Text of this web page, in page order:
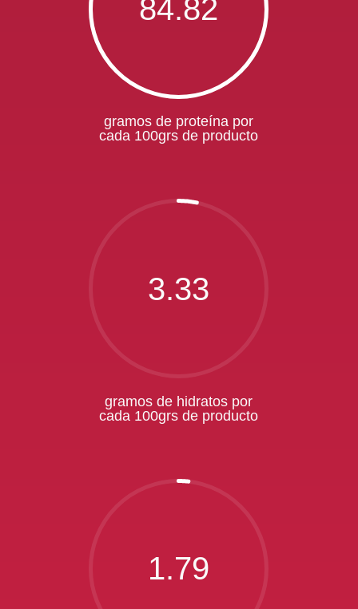
84.82
gramos de proteína por
cada 100grs de producto
3.33
gramos de hidratos por
cada 100grs de producto
1.79